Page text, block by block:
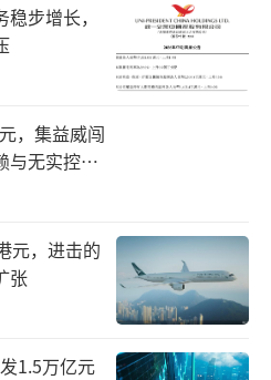
有的九芝堂28.06%股
入资产，九芝堂这才算
带来了一款中药创新药
内第一个动物复方水针
及2017年经审计的归属
经常性损益后的净利润
、5.15亿元以及5.79亿
过关。
步增长，
，集益威闯
与无实控人
元，进击的
张
1.5万亿元